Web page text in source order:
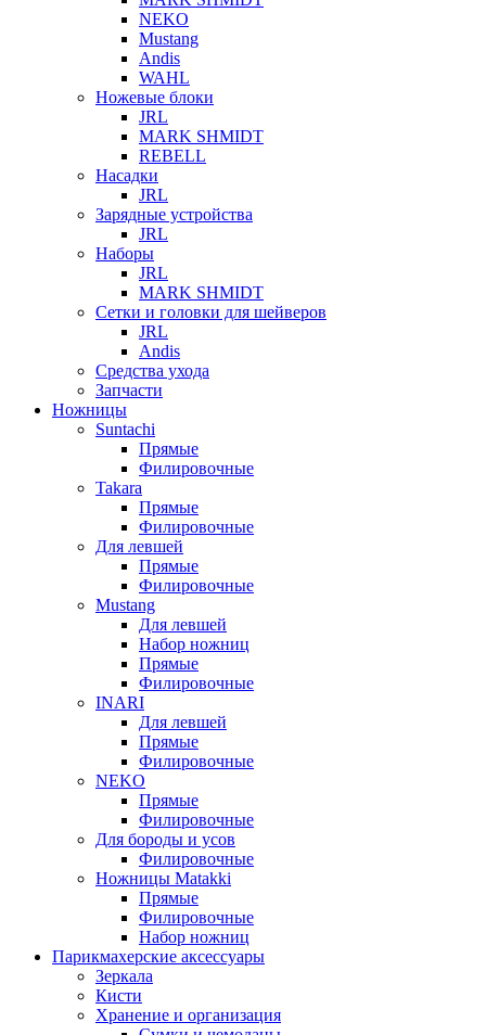
NEKO
Mustang
Andis
WAHL
Ножевые блоки
JRL
MARK SHMIDT
REBELL
Насадки
JRL
Зарядные устройства
JRL
Наборы
JRL
MARK SHMIDT
Сетки и головки для шейверов
JRL
Andis
Средства ухода
Запчасти
Ножницы
Suntachi
Прямые
Филировочные
Takara
Прямые
Филировочные
Для левшей
Прямые
Филировочные
Mustang
Для левшей
Набор ножниц
Прямые
Филировочные
INARI
Для левшей
Прямые
Филировочные
NEKO
Прямые
Филировочные
Для бороды и усов
Филировочные
Ножницы Matakki
Прямые
Филировочные
Набор ножниц
Парикмахерские аксессуары
Зеркала
Кисти
Хранение и организация